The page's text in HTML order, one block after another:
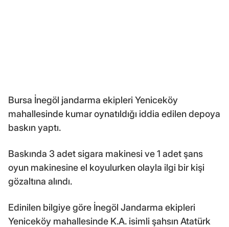
Bursa İnegöl jandarma ekipleri Yeniceköy
mahallesinde kumar oynatıldığı iddia edilen depoya
baskın yaptı.
Baskında 3 adet sigara makinesi ve 1 adet şans
oyun makinesine el koyulurken olayla ilgi bir kişi
gözaltına alındı.
Edinilen bilgiye göre İnegöl Jandarma ekipleri
Yeniceköy mahallesinde K.A. isimli şahsın Atatürk